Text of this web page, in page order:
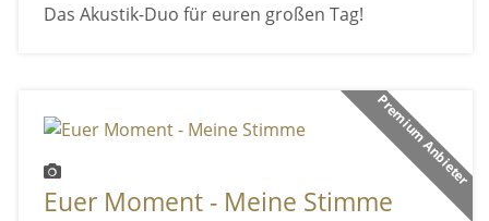
Das Akustik-Duo für euren großen Tag!
Premium Anbieter
Euer Moment - Meine Stimme